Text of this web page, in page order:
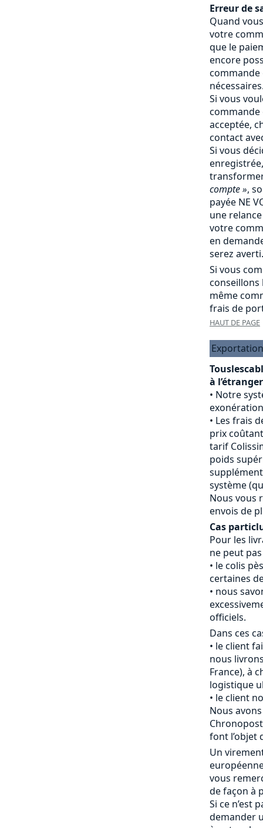
Erreur de
Quand
votre
que le
encore
commande
Si vous
commande
acceptée,
contact
Si vous
compte »,
payée NE
une
votre
en
serez averti.
Si vous
conseillons
même
frais de
HAUT DE PAGE
à
Notre
Les frais
prix
tarif
poids
système
Nous vous
envois de
Cas
Pour les
ne peut
le colis
certaines
nous
officiels.
Dans ces
le client
nous
France), à
logistique
le client
Nous
font l’objet
Un
vous
de façon à
Si ce n’est
demander